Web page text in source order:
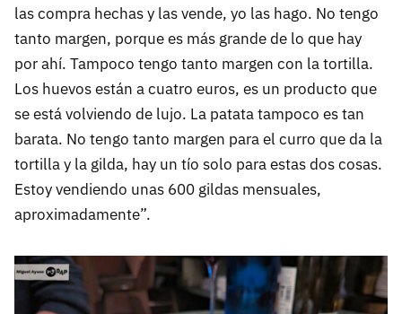
las compra hechas y las vende, yo las hago. No tengo
tanto margen, porque es más grande de lo que hay
por ahí. Tampoco tengo tanto margen con la tortilla.
Los huevos están a cuatro euros, es un producto que
se está volviendo de lujo. La patata tampoco es tan
barata. No tengo tanto margen para el curro que da la
tortilla y la gilda, hay un tío solo para estas dos cosas.
Estoy vendiendo unas 600 gildas mensuales,
aproximadamente”.